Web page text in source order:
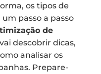
os tipos de
passo a passo
de
descobrir dicas,
analisar os
Prepare-